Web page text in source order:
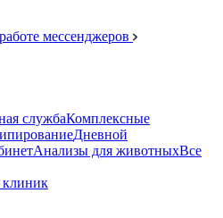
мессенджеров
службаКомплексные
Дневной
Анализы для животныхВсе
клиник